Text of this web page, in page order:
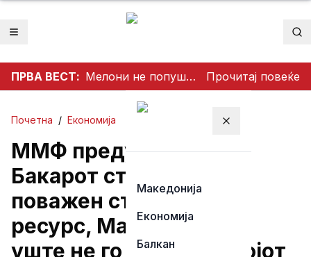
Отвори мени
ПРВА ВЕСТ: Мелони не попушта пред Мадрид: Италија ги задржува контролите со Шпанија Прочитај повеќе
Затвори мени
Македонија
Економија
Балкан
Почетна / Економија
ММФ предупредува:
Бакарот станува сè
поважен стратешки
ресурс, Македонија сè
уште не го користи својот